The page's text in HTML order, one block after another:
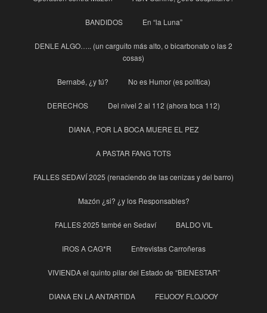
BANDIDOS En “la Luna”
DENLE ALGO….. (un carguito más alto, o bicarbonato o las 2
cosas)
Bernabé, ¿y tú? No es Humor (es política)
DERECHOS Del nivel 2 al 112 (ahora toca 112)
DIANA , POR LA BOCA MUERE EL PEZ
A PASTAR FANG TOTS
FALLES SEDAVÍ 2025 (renaciendo de las cenizas y del barro)
Mazón ¿si? ¿y los Responsables?
FALLES 2025 també en Sedaví BALDO VIL
IROS A CAG*R Entrevistas Carroñeras
VIVIENDA el quinto pilar del Estado de “BIENESTAR”
DIANA EN LA ANTARTIDA FEIJOOY FLOJOOY